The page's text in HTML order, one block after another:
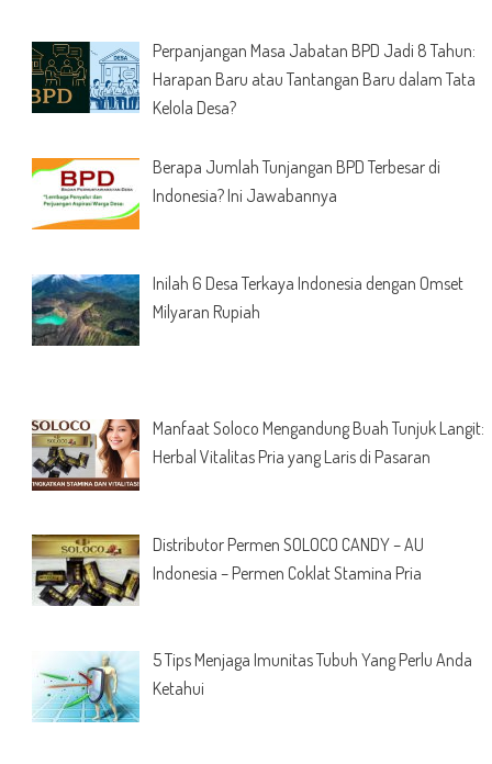
Perpanjangan Masa Jabatan BPD Jadi 8 Tahun:
Harapan Baru atau Tantangan Baru dalam Tata
Kelola Desa?
Berapa Jumlah Tunjangan BPD Terbesar di
Indonesia? Ini Jawabannya
Inilah 6 Desa Terkaya Indonesia dengan Omset
Milyaran Rupiah
Manfaat Soloco Mengandung Buah Tunjuk Langit:
Herbal Vitalitas Pria yang Laris di Pasaran
Distributor Permen SOLOCO CANDY – AU
Indonesia – Permen Coklat Stamina Pria
5 Tips Menjaga Imunitas Tubuh Yang Perlu Anda
Ketahui